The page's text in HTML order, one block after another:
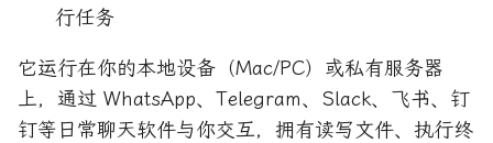
行任务
它运行在你的本地设备（Mac/PC）或私有服务器
上，通过 WhatsApp、Telegram、Slack、飞书、钉
钉等日常聊天软件与你交互，拥有读写文件、执行终